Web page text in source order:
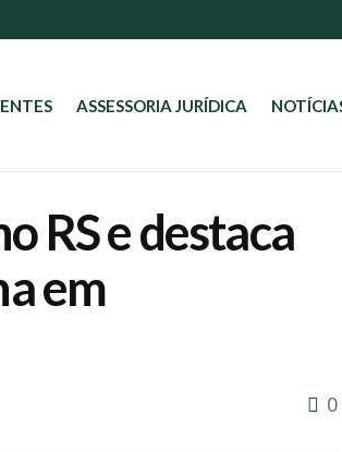
ASSESSORIA JURÍDICA
RS e destaca
em
0